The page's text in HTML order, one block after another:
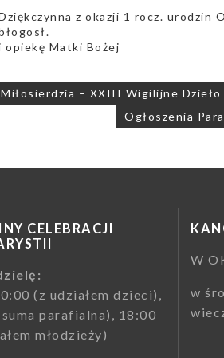
z okazji 1 rocz. urodzin
opiekę Matki Bożej
– XXIII Wigilijne Dzieło
Ogłoszenia
CELEBRACJI
(z udziałem dzieci),
parafialna), 18:00
młodzieży)
W
w